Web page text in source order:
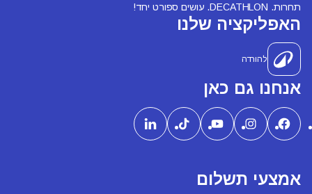
תחרות. DECATHLON. עושים ספורט יחד!
האפליקציה שלנו
להורדה
אנחנו גם כאן
אמצעי תשלום